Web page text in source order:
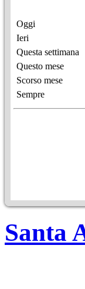
Oggi
Ieri
Questa settimana
Questo mese
Scorso mese
Sempre
Santa